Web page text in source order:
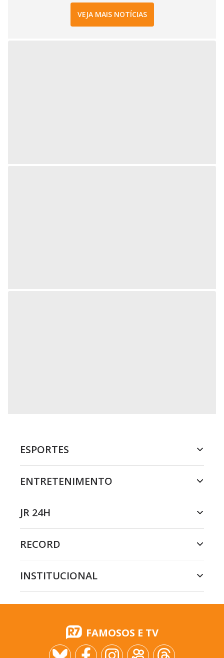
VEJA MAIS NOTÍCIAS
ESPORTES
ENTRETENIMENTO
JR 24H
RECORD
INSTITUCIONAL
FAMOSOS E TV